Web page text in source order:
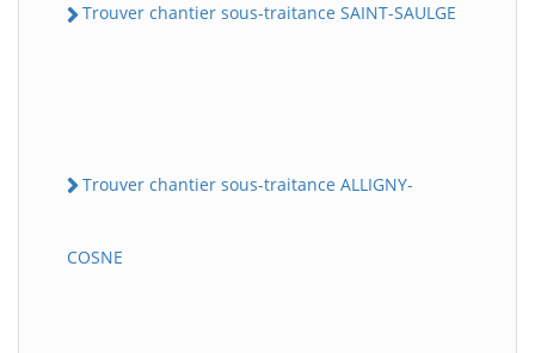
Trouver chantier sous-traitance SAINT-SAULGE
Trouver chantier sous-traitance ALLIGNY-
COSNE